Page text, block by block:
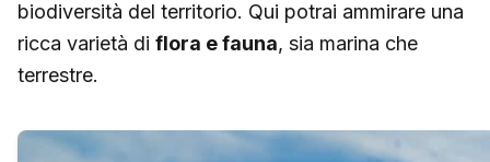
biodiversità del territorio. Qui potrai ammirare una
ricca varietà di flora e fauna, sia marina che
terrestre.